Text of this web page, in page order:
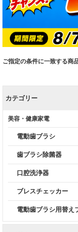
ご指定の条件に一致する商
カテゴリー
美容・健康家電
電動歯ブラシ
歯ブラシ除菌器
口腔洗浄器
ブレスチェッカー
電動歯ブラシ用替え